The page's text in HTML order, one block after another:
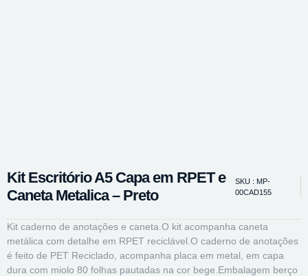
Kit Escritório A5 Capa em RPET e
Caneta Metalica – Preto
SKU : MP-
00CAD155
Kit caderno de anotações e caneta.O kit acompanha caneta
metálica com detalhe em RPET reciclável.O caderno de anotações
é feito de PET Reciclado, acompanha placa em metal, em capa
dura com miolo 80 folhas pautadas na cor bege.Embalagem berço